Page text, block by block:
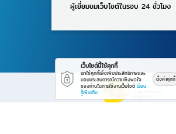
ผู้เยี่ยมชมเว็บไซต์ในรอบ 24 ชั่วโมง
เว็บไซต์นี้ใช้คุกกี้
เราใช้คุกกี้เพื่อเพิ่มประสิทธิภาพและ
มอบประสบการณ์ความพึงพอใจ
ของท่านในการใช้งานเว็บไซต์ เรียน
รู้เพิ่มเติม
ตั้งค่าคุกกี้